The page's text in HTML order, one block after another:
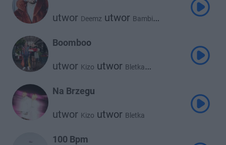
utwor Deemz utwor Bambi
utwor
Boomboo
utwor Kizo utwor Bletka
Na Brzegu
utwor Kizo utwor Bletka
100 Bpm